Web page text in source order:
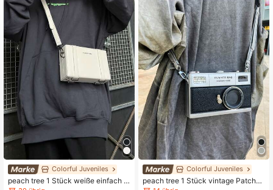
Colorful Juveniles
peach tree 1 Stück weiße einfach d
Colorful Juveniles
peach tree 1 Stück vintage Patchw